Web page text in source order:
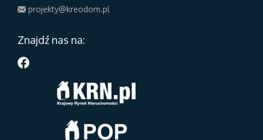
projekty@kreodom.pl
Znajdź nas na: